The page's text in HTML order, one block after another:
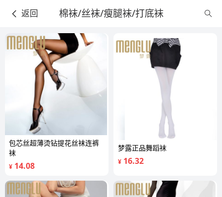
返回 棉袜/丝袜/瘦腿袜/打底袜
包芯丝超薄烫钻提花丝袜连裤
袜
¥ 14.08
梦露正品舞蹈袜
¥ 16.32